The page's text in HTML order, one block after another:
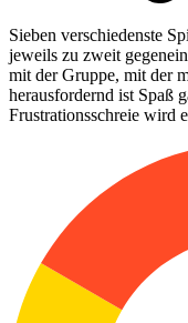
Sieben verschiedenste
jeweils zu zweit
mit der Gruppe, mit der
herausfordernd ist Spaß
Frustrationsschreie wird